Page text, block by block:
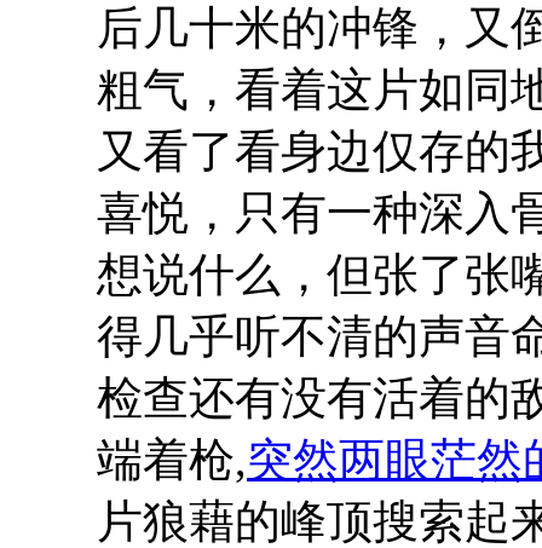
后几十米的冲锋，又
粗气，看着这片如同
又看了看身边仅存的
喜悦，只有一种深
想说什么，但张了张
得几乎听不清的声
检查还有没有活着的
端着枪,突然两眼茫然
片狼藉的峰顶搜索起